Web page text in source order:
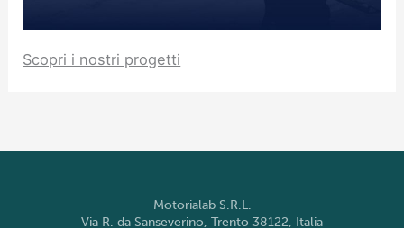
Scopri i nostri progetti
Motorialab S.R.L.
Via R. da Sanseverino, Trento 38122, Italia